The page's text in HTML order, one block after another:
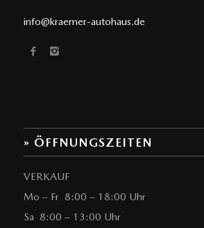
info@kraemer-autohaus.de
» ÖFFNUNGSZEITEN
VERKAUF
Mo – Fr 8:00 – 18:00 Uhr
Sa 8:00 – 13:00 Uhr